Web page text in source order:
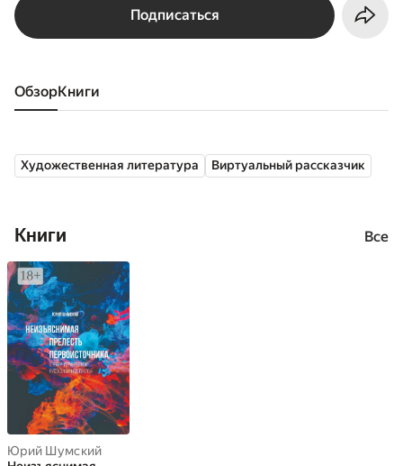
Подписаться
Обзор книги
Художественная литература Виртуальный рассказчик
Книги Все
Юрий Шумский